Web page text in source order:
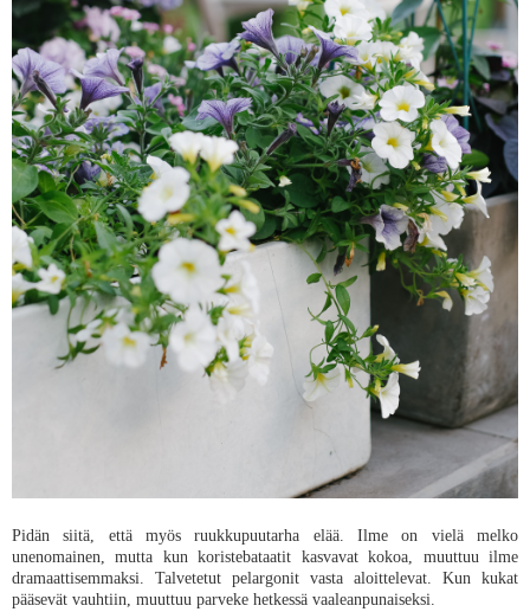
Pidän siitä, että myös ruukkupuutarha elää. Ilme on vielä melko
unenomainen, mutta kun koristebataatit kasvavat kokoa, muuttuu ilme
dramaattisemmaksi. Talvetetut pelargonit vasta aloittelevat. Kun kukat
pääsevät vauhtiin, muuttuu parveke hetkessä vaaleanpunaiseksi.